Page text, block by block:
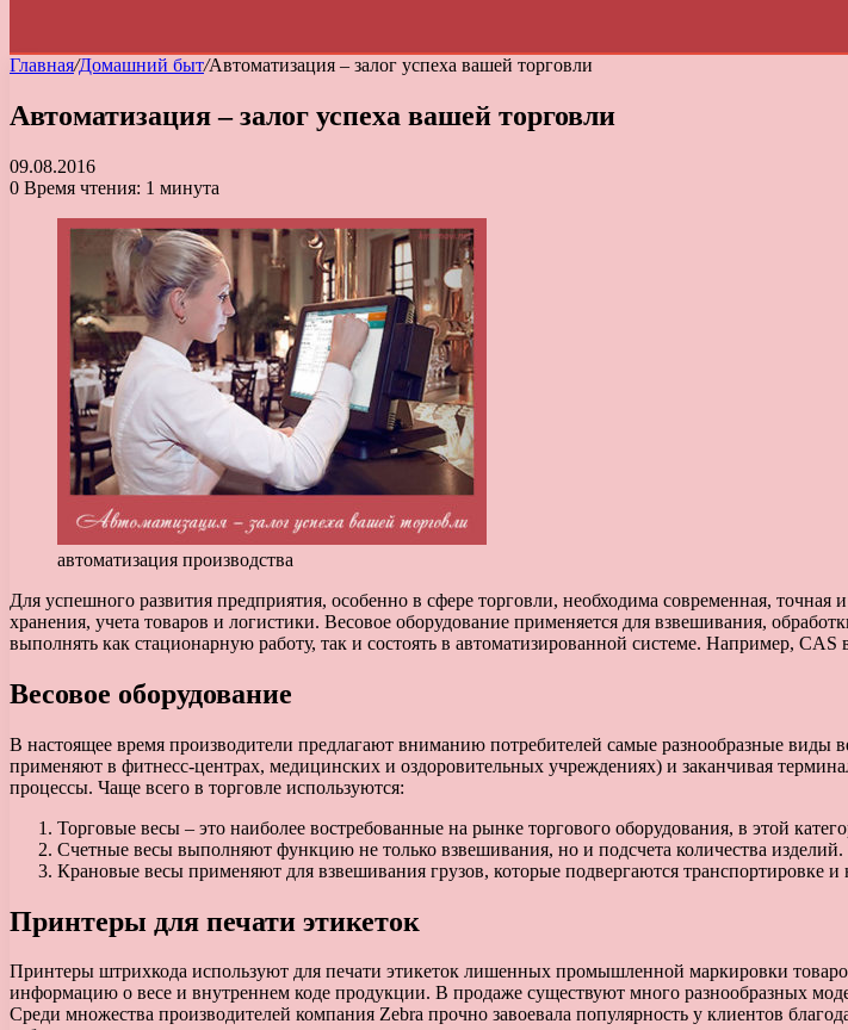
Главная/Домашний быт/Автоматизация – залог успеха вашей торговли
Автоматизация – залог успеха вашей торговли
09.08.2016
0 Время чтения: 1 минута
автоматизация производства
Для успешного развития предприятия, особенно в сфере торговли, необходима современная, точная
хранения, учета товаров и логистики. Весовое оборудование применяется для взвешивания,
выполнять как стационарную работу, так и состоять в автоматизированной системе. Например,
Весовое оборудование
В настоящее время производители предлагают вниманию потребителей самые разнообразные
применяют в фитнесс-центрах, медицинских и оздоровительных учреждениях) и заканчивая
процессы. Чаще всего в торговле используются:
Торговые весы – это наиболее востребованные на рынке торгового оборудования, в этой
Счетные весы выполняют функцию не только взвешивания, но и подсчета количества изделий.
Крановые весы применяют для взвешивания грузов, которые подвергаются транспортировке и
Принтеры для печати этикеток
Принтеры штрихкода используют для печати этикеток лишенных промышленной маркировки
информацию о весе и внутреннем коде продукции. В продаже существуют много разнообразных
Среди множества производителей компания Zebra прочно завоевала популярность у клиентов